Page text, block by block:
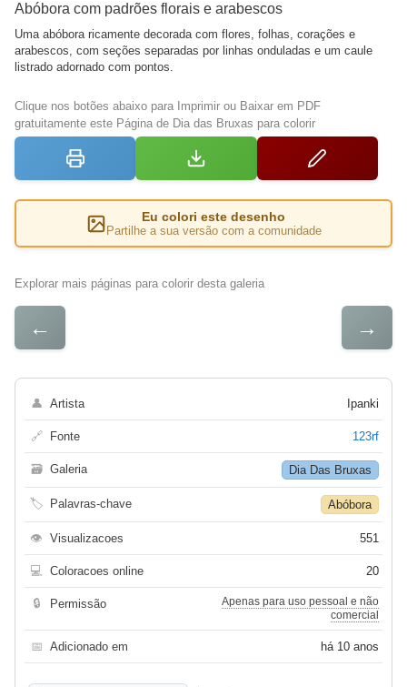
Abóbora com padrões florais e arabescos
Uma abóbora ricamente decorada com flores, folhas, corações e
arabescos, com seções separadas por linhas onduladas e um caule
listrado adornado com pontos.
Clique nos botões abaixo para Imprimir ou Baixar em PDF
gratuitamente este Página de Dia das Bruxas para colorir
Eu colori este desenho
Partilhe a sua versão com a comunidade
Explorar mais páginas para colorir desta galeria
← →
👤 Artista Ipanki
🔗 Fonte 123rf
🗃 Galeria Dia Das Bruxas
🏷 Palavras-chave Abóbora
👁 Visualizacoes 551
💻 Coloracoes online 20
🔒 Permissão
Apenas para uso pessoal e não
comercial
📅 Adicionado em há 10 anos